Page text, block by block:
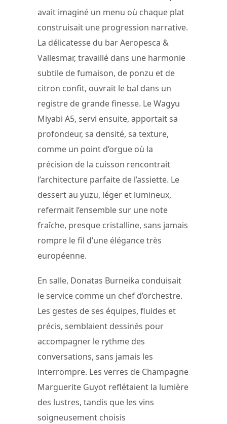
avait imaginé un menu où chaque plat
construisait une progression narrative.
La délicatesse du bar Aeropesca &
Vallesmar, travaillé dans une harmonie
subtile de fumaison, de ponzu et de
citron confit, ouvrait le bal dans un
registre de grande finesse. Le Wagyu
Miyabi A5, servi ensuite, apportait sa
profondeur, sa densité, sa texture,
comme un point d’orgue où la
précision de la cuisson rencontrait
l’architecture parfaite de l’assiette. Le
dessert au yuzu, léger et lumineux,
refermait l’ensemble sur une note
fraîche, presque cristalline, sans jamais
rompre le fil d’une élégance très
européenne.
En salle, Donatas Burneika conduisait
le service comme un chef d’orchestre.
Les gestes de ses équipes, fluides et
précis, semblaient dessinés pour
accompagner le rythme des
conversations, sans jamais les
interrompre. Les verres de Champagne
Marguerite Guyot reflétaient la lumière
des lustres, tandis que les vins
soigneusement choisis